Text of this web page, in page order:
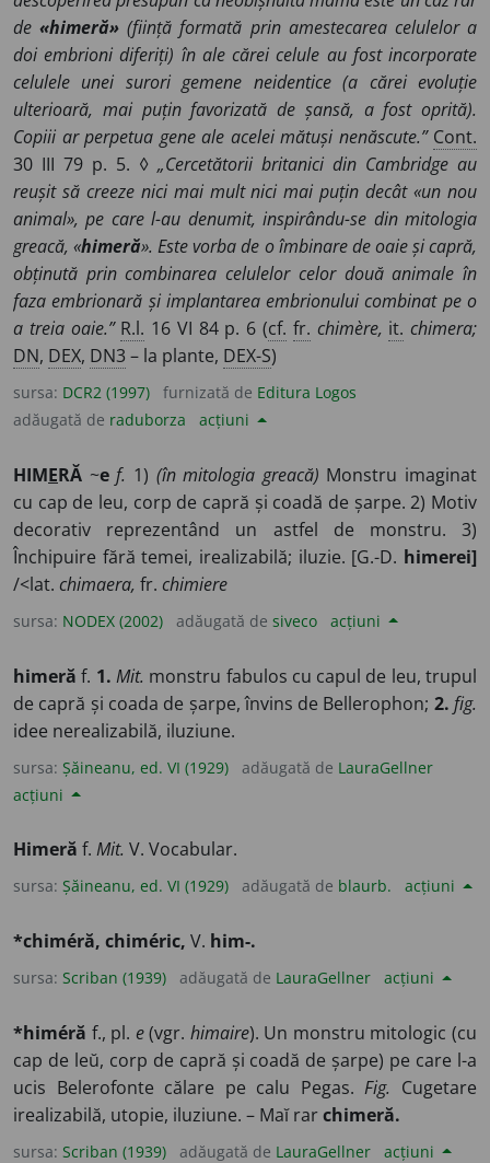
de«himeră» (ființă formată prin amestecarea celulelor a
doi embrioni diferiți) în ale cărei celule au fost incorporate
celulele unei surori gemene neidentice (a cărei evoluție
ulterioară, mai puțin favorizată de șansă, a fost oprită).
Copiii ar perpetua gene ale acelei mătuși nenăscute.” Cont.
30 III 79 p. 5. ◊ „Cercetătorii britanici din Cambridge au
reușit să creeze nici mai mult nici mai puțin decât «un nou
animal», pe care l-au denumit, inspirându-se din mitologia
greacă, «himeră». Este vorba de o îmbinare de oaie și capră,
obținută prin combinarea celulelor celor două animale în
faza embrionară și implantarea embrionului combinat pe o
a treia oaie.” R.l. 16 VI 84 p. 6 (cf. fr. chimère, it. chimera;
DN, DEX, DN3 – la plante, DEX-S)
sursa: DCR2 (1997) furnizată de Editura Logos
adăugată de raduborza acțiuni
HIMERĂ ~e f. 1) (în mitologia greacă) Monstru imaginat
cu cap de leu, corp de capră și coadă de șarpe. 2) Motiv
decorativ reprezentând un astfel de monstru. 3)
Închipuire fără temei, irealizabilă; iluzie. [G.-D. himerei]
/<lat. chimaera, fr. chimiere
sursa: NODEX (2002) adăugată de siveco acțiuni
himeră f. 1. Mit. monstru fabulos cu capul de leu, trupul
de capră și coada de șarpe, învins de Bellerophon; 2. fig.
idee nerealizabilă, iluziune.
sursa: Șăineanu, ed. VI (1929) adăugată de LauraGellner
acțiuni
Himeră f. Mit. V. Vocabular.
sursa: Șăineanu, ed. VI (1929) adăugată de blaurb. acțiuni
*chiméră, chiméric, V. him-.
sursa: Scriban (1939) adăugată de LauraGellner acțiuni
*himéră f., pl. e(vgr. himaire). Un monstru mitologic (cu
cap de leŭ, corp de capră și coadă de șarpe) pe care l-a
ucis Belerofonte călare pe calu Pegas.Fig. Cugetare
irealizabilă, utopie, iluziune. – Maĭ rarchimeră.
sursa: Scriban (1939) adăugată de LauraGellner acțiuni